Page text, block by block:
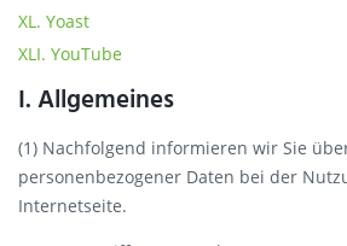
XL. Yoast
XLI. YouTube
I. Allgemeines
(1) Nachfolgend informieren wir Sie
personenbezogener Daten bei der
Internetseite.